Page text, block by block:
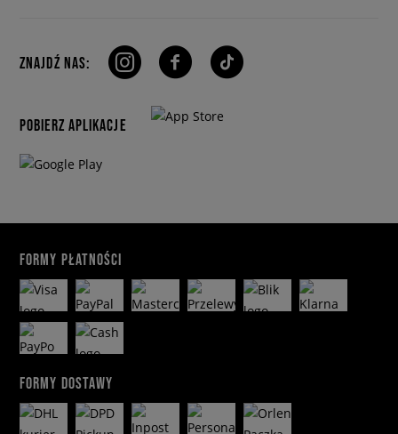
ZNAJDŹ NAS:
POBIERZ APLIKACJE
FORMY PŁATNOŚCI
FORMY DOSTAWY